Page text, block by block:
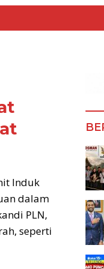
Induk
dalam
PLN,
seperti